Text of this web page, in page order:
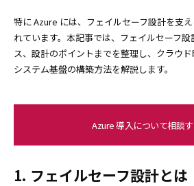
特に Azure には、フェイルセーフ設計を支
れています。本記事では、フェイルセーフ
ス、設計のポイントまでを整理し、クラウ
システム基盤の構築方法を解説します。
Azure 導入について相談
1. フェイルセーフ設計とは